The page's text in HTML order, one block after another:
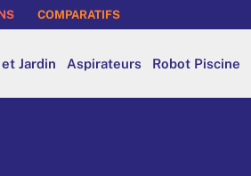
COMPARATIFS
Jardin Aspirateurs Robot Piscine